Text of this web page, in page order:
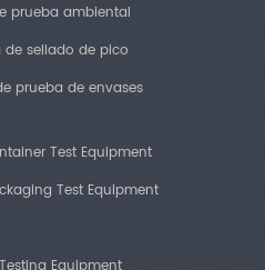
prueba ambiental
sellado de pico
prueba de envases
Test Equipment
Test Equipment